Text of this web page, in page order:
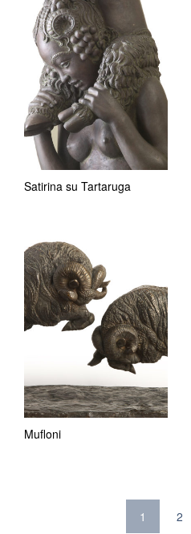
Satirina su Tartaruga
Mufloni
1 2